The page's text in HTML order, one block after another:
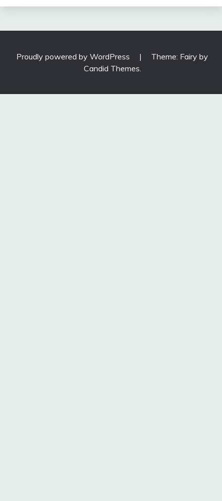
Proudly powered by WordPress |
Theme: Fairy by
Candid Themes